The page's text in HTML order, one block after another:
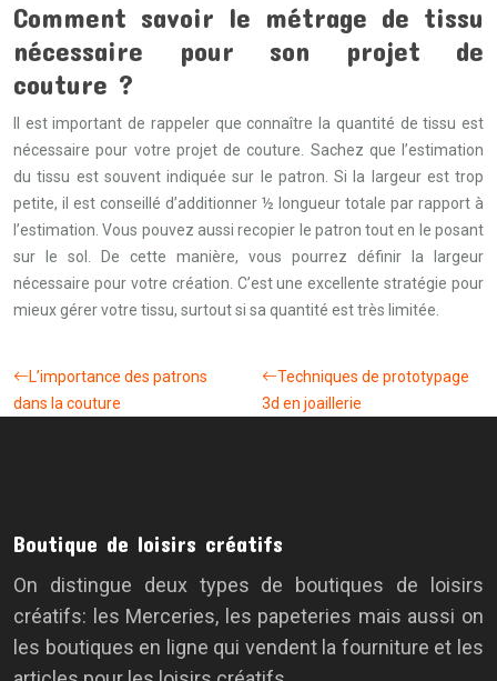
Comment savoir le métrage de tissu
nécessaire pour son projet de
couture ?
Il est important de rappeler que connaître la quantité de tissu est
nécessaire pour votre projet de couture. Sachez que l’estimation
du tissu est souvent indiquée sur le patron. Si la largeur est trop
petite, il est conseillé d’additionner ½ longueur totale par rapport à
l’estimation. Vous pouvez aussi recopier le patron tout en le posant
sur le sol. De cette manière, vous pourrez définir la largeur
nécessaire pour votre création. C’est une excellente stratégie pour
mieux gérer votre tissu, surtout si sa quantité est très limitée.
L’importance des patrons
dans la couture
Techniques de prototypage
3d en joaillerie
Boutique de loisirs créatifs
On distingue deux types de boutiques de loisirs
créatifs: les Merceries, les papeteries mais aussi on
les boutiques en ligne qui vendent la fourniture et les